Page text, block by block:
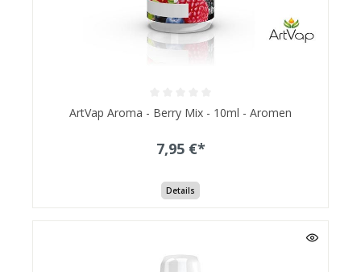
ArtVap Aroma - Berry Mix - 10ml - Aromen
7,95 €*
Details